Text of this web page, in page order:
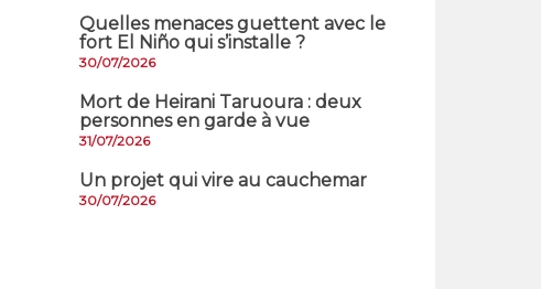
Quelles menaces guettent avec le
fort El Niño qui s’installe ?
30/07/2026
Mort de Heirani Taruoura : deux
personnes en garde à vue
31/07/2026
Un projet qui vire au cauchemar
30/07/2026